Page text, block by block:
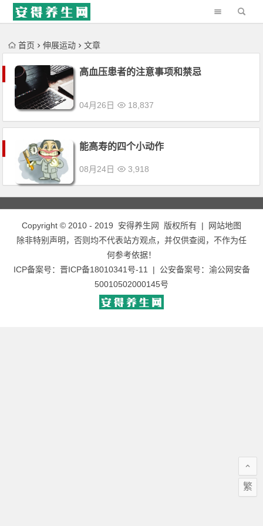
'); })();
首页 伸展运动 文章
高血压患者的注意事项和禁忌
04月26日 18,837
能高寿的四个小动作
08月24日 3,918
Copyright © 2010 - 2019 安得养生网 版权所有 |
网站地图
除非特别声明，否则均不代表站方观点，并仅供查阅，不作为任
何参考依据！
ICP备案号： 晋ICP备18010341号-11 | 公安备案号： 渝公网安备
50010502000145号
繁